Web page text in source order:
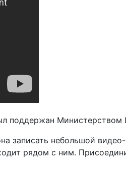
поддержан
небольшой
рядом с ним.